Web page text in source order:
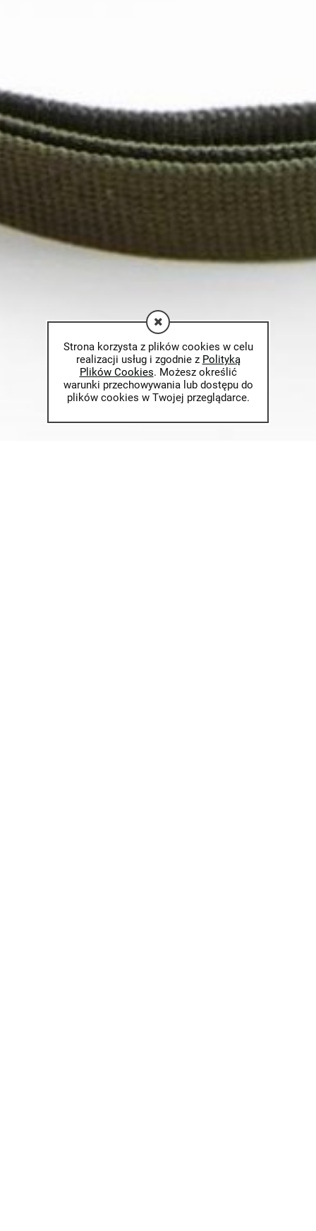
Strona korzysta z plików cookies w celu
realizacji usług i zgodnie z Polityką
Plików Cookies. Możesz określić
warunki przechowywania lub dostępu do
plików cookies w Twojej przeglądarce.